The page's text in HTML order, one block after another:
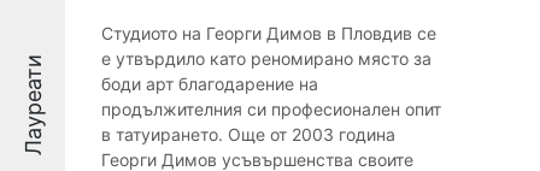
Лауреати
Студиото на Георги Димов в Пловдив се
е утвърдило като реномирано място за
боди арт благодарение на
продължителния си професионален опит
в татуирането. Още от 2003 година
Георги Димов усъвършенства своите